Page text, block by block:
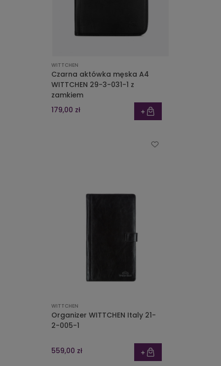
WITTCHEN
Czarna aktówka męska A4
WITTCHEN 29-3-031-1 z
zamkiem
179,00 zł
WITTCHEN
Organizer WITTCHEN Italy 21-
2-005-1
559,00 zł